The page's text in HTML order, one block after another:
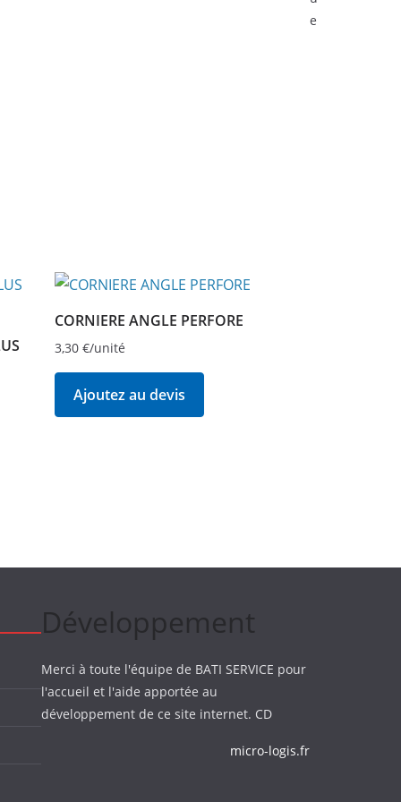
e
CORNIERE ANGLE PERFORE
3,30 €/unité
Ajoutez au devis
Développement
Merci à toute l'équipe de BATI SERVICE pour
l'accueil et l'aide apportée au
développement de ce site internet. CD
micro-logis.fr